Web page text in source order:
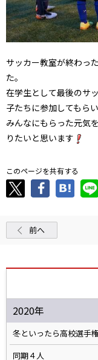
サッカー教室が終わっ
た。
在学生として最後のサ
子たちに参加してもら
みんなにもらった元気
りたいと思います
このページを共有する
前へ
2020年
冬といったら高校選手
同期４人